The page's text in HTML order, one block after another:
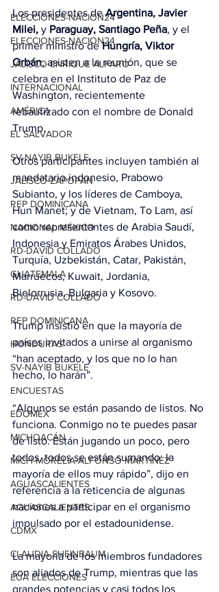
ELECCIONES-NACION24
ELECCIONES-NACION24
JALISCO-ENRIQUE ALFARO
INTERNACIONAL
AMÉRICA
EL SALVADOR
SV-NAYIB BUKELE
JALISCO-ZAPOPAN
REP DOMINICANA
NACIONAL MÉXICO
RD-DAVID COLLADO
GUATEMALA
RD-DAVID COLLADO
REP DOMINICANA
HONDURAS
SV-NAYIB BUKELE
ENCUESTAS
EDOMEX
MICHOACÁN
MICH-MORELIA-ALFONSO MARTÍNEZ
AGUASCALIENTES
AGUASCALIENTES
CDMX
CLAUDIA SHEINBAUM
EUA ELECCIONES
Los presidentes de Argentina, Javier
Milei, y Paraguay, Santiago Peña, y el
primer ministro de Hungría, Viktor
Orbán, asisten a la reunión, que se
celebra en el Instituto de Paz de
Washington, recientemente
rebautizado con el nombre de Donald
Trump.
Otros participantes incluyen también al
mandatario indonesio, Prabowo
Subianto, y los líderes de Camboya,
Hun Manet; y de Vietnam, To Lam, así
como representantes de Arabia Saudí,
Indonesia y Emiratos Árabes Unidos,
Turquía, Uzbekistán, Catar, Pakistán,
Marruecos, Kuwait, Jordania,
Bielorrusia, Bulgaria y Kosovo.
Trump insistió en que la mayoría de
países invitados a unirse al organismo
“han aceptado, y los que no lo han
hecho, lo harán”.
“Algunos se están pasando de listos. No
funciona. Conmigo no te puedes pasar
de listo. Están jugando un poco, pero
todos, todos se están sumando: la
mayoría de ellos muy rápido”, dijo en
referencia a la reticencia de algunas
naciones a participar en el organismo
impulsado por el estadounidense.
La mayoría de los miembros fundadores
son aliados de Trump, mientras que las
grandes potencias y casi todos los